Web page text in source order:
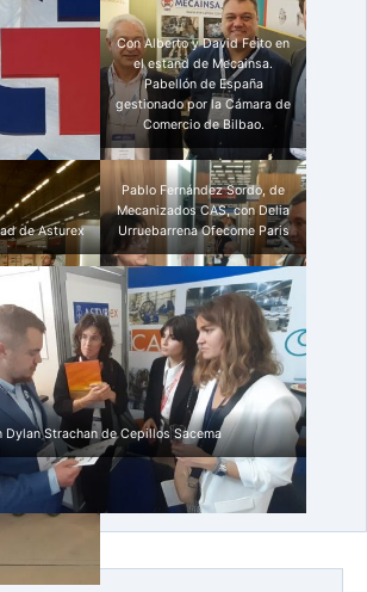
Con Alberto y David Feito en
el estand de Mecainsa.
Pabellón de España
gestionado por la Cámara de
Comercio de Bilbao.
de Asturex
Pablo Fernández Sordo, de
Mecanizados CAS, con Delia
Urruebarrena Ofecome Paris
Dylan Strachan de Cepillos Sacema